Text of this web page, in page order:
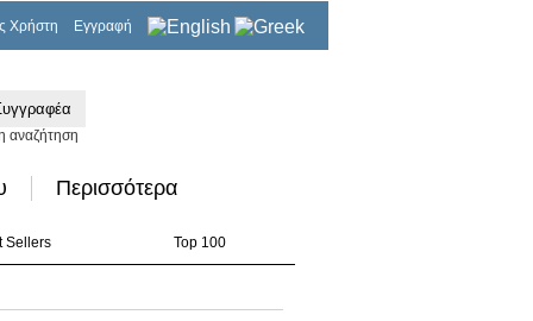
Χρήστη Εγγραφή
αναζήτηση
Περισσότερα
Sellers Top 100